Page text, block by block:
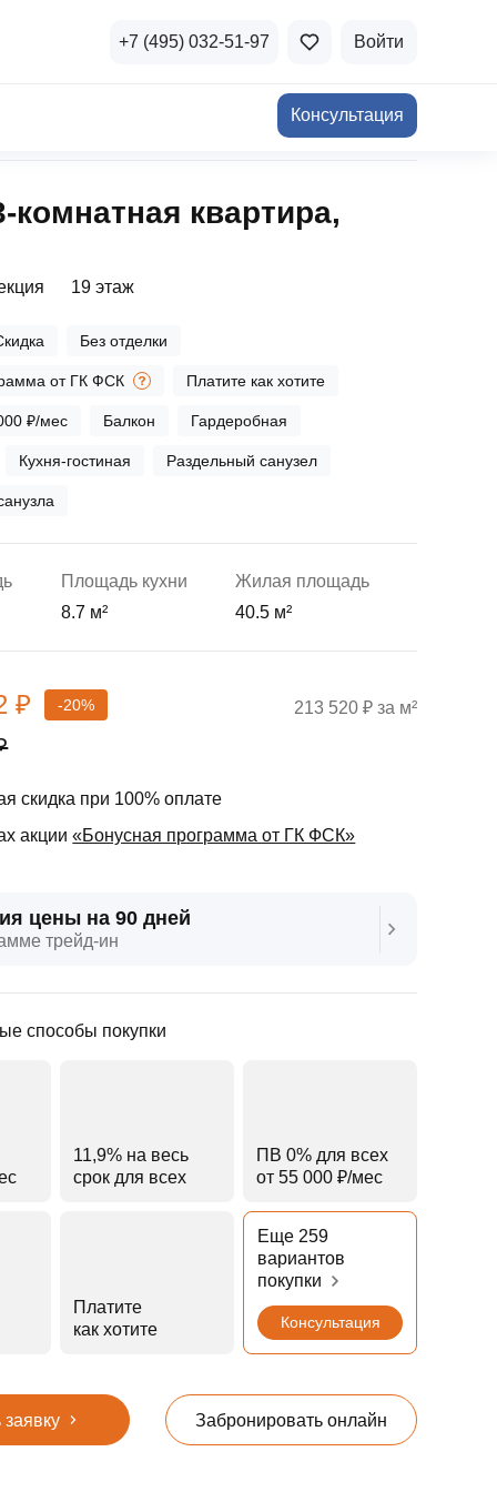
и продажа
для роста
и ответы
популярные вопросы
и скидки
+7 (495) 032-51-97 Войти
Консультация
₽ -20%
цены на 90 дней
трейд‑ин
способы покупки
11,9% на весь
срок для всех
ПВ 0% для всех
от 55 000 ₽⁠/⁠мес
Платите
как хотите
Еще 259
вариантов
покупки
Консультация
скидка при 100% оплате
акции«Бонусная программа от ГК ФСК»
213 520 ₽ за м²
Забронировать онлайн
квартира,
19 этаж
Без отделки
от ГК ФСК Платите как хотите
₽/мес Балкон Гардеробная
Кухня-гостиная Раздельный санузел
Площадь кухни
8.7 м²
Жилая площадь
40.5 м²